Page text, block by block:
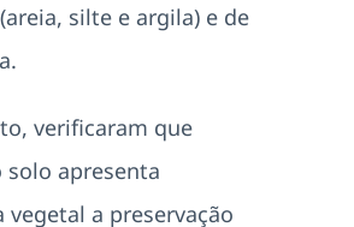
silte e argila) e de
verificaram que
solo apresenta
vegetal a preservação